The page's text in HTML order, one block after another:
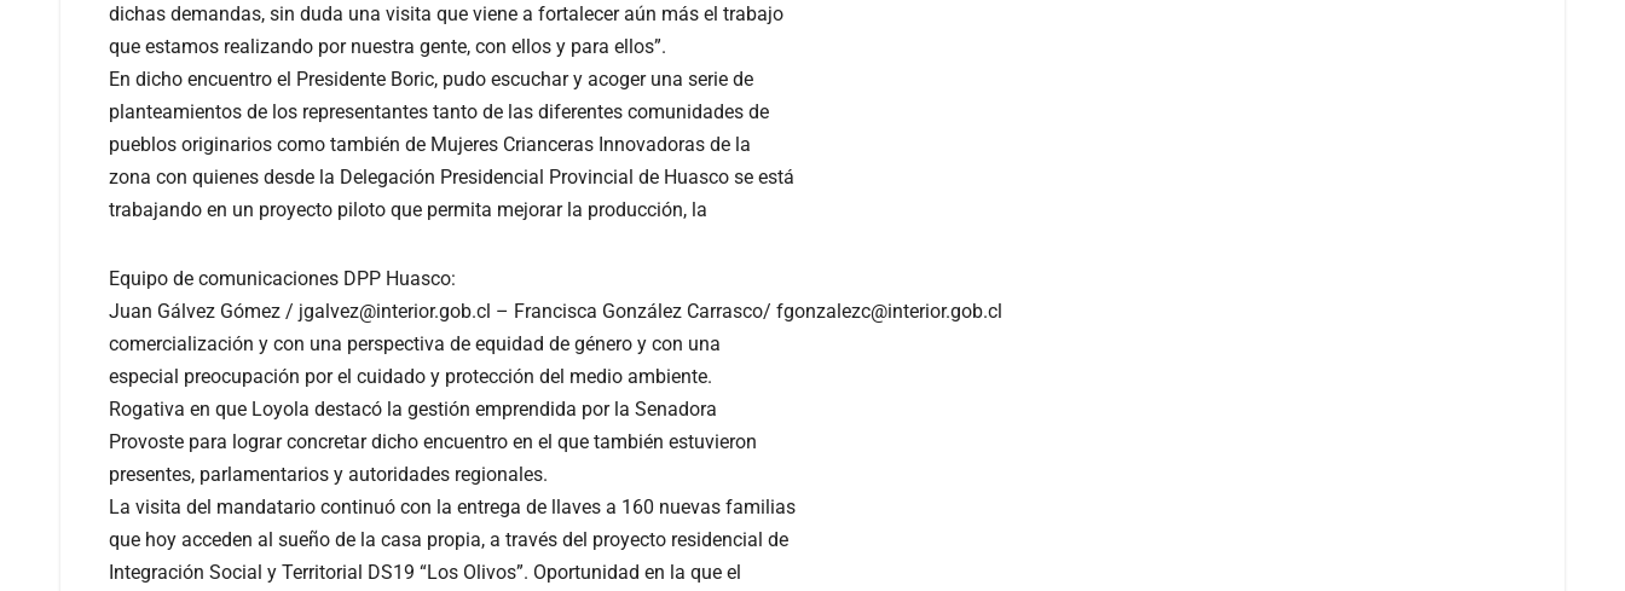
dichas demandas, sin duda una visita que viene a fortalecer aún más el trabajo
que estamos realizando por nuestra gente, con ellos y para ellos”.
En dicho encuentro el Presidente Boric, pudo escuchar y acoger una serie de
planteamientos de los representantes tanto de las diferentes comunidades de
pueblos originarios como también de Mujeres Crianceras Innovadoras de la
zona con quienes desde la Delegación Presidencial Provincial de Huasco se está
trabajando en un proyecto piloto que permita mejorar la producción, la
Equipo de comunicaciones DPP Huasco:
Juan Gálvez Gómez / jgalvez@interior.gob.cl – Francisca González Carrasco/ fgonzalezc@interior.gob.cl
comercialización y con una perspectiva de equidad de género y con una
especial preocupación por el cuidado y protección del medio ambiente.
Rogativa en que Loyola destacó la gestión emprendida por la Senadora
Provoste para lograr concretar dicho encuentro en el que también estuvieron
presentes, parlamentarios y autoridades regionales.
La visita del mandatario continuó con la entrega de llaves a 160 nuevas familias
que hoy acceden al sueño de la casa propia, a través del proyecto residencial de
Integración Social y Territorial DS19 “Los Olivos”. Oportunidad en la que el